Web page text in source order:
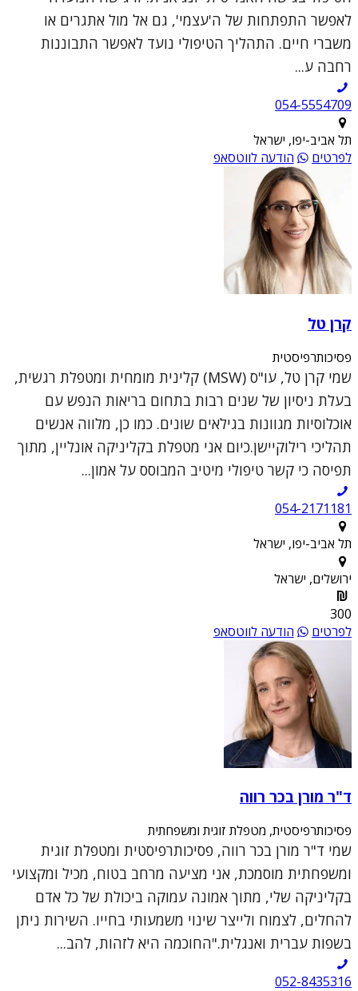
לאפשר התפתחות של ה'עצמי', גם אל מול אתגרים או
משברי חיים. התהליך הטיפולי נועד לאפשר התבוננות
רחבה ע...
054-5554709
תל אביב-יפו, ישראל
לפרטים
הודעה לווטסאפ
קרן טל
פסיכותרפיסטית
שמי קרן טל, עו"ס (MSW) קלינית מומחית ומטפלת רגשית,
בעלת ניסיון של שנים רבות בתחום בריאות הנפש עם
אוכלוסיות מגוונות בגילאים שונים. כמו כן, מלווה אנשים
תהליכי רילוקיישן.כיום אני מטפלת בקליניקה אונליין, מתוך
תפיסה כי קשר טיפולי מיטיב המבוסס על אמון...
054-2171181
תל אביב-יפו, ישראל
ירושלים, ישראל
300
לפרטים
הודעה לווטסאפ
ד"ר מורן בכר רווה
פסיכותרפיסטית, מטפלת זוגית ומשפחתית
שמי ד"ר מורן בכר רווה, פסיכותרפיסטית ומטפלת זוגית
ומשפחתית מוסמכת, אני מציעה מרחב בטוח, מכיל ומקצועי
בקליניקה שלי, מתוך אמונה עמוקה ביכולת של כל אדם
להחלים, לצמוח ולייצר שינוי משמעותי בחייו. השירות ניתן
בשפות עברית ואנגלית."החוכמה היא לזהות, להב...
052-8435316